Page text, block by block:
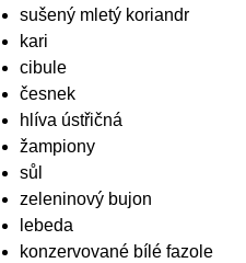
sušený mletý koriandr
kari
cibule
česnek
hlíva ústřičná
žampiony
sůl
zeleninový bujon
lebeda
konzervované bílé fazole